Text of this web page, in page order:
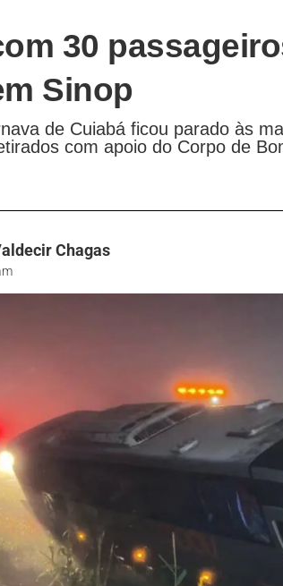
30
Sinop
de Cuiabá ficou parado às
com apoio do Corpo de
Chagas